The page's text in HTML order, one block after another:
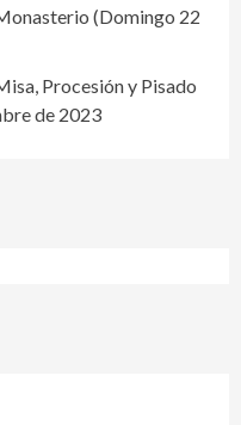
(Domingo 22
Procesión y Pisado
de 2023